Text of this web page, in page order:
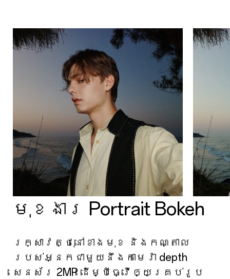
មុខងារ Portrait Bokeh
រក្សាវត្ថុនៅខាងមុខ និងកណ្តាល
របស់អ្នកជាមួយនឹងកាមេរ៉ា depth
សេនស័រ 2MP ដើម្បីធ្វើឲ្យគ្រប់រូប